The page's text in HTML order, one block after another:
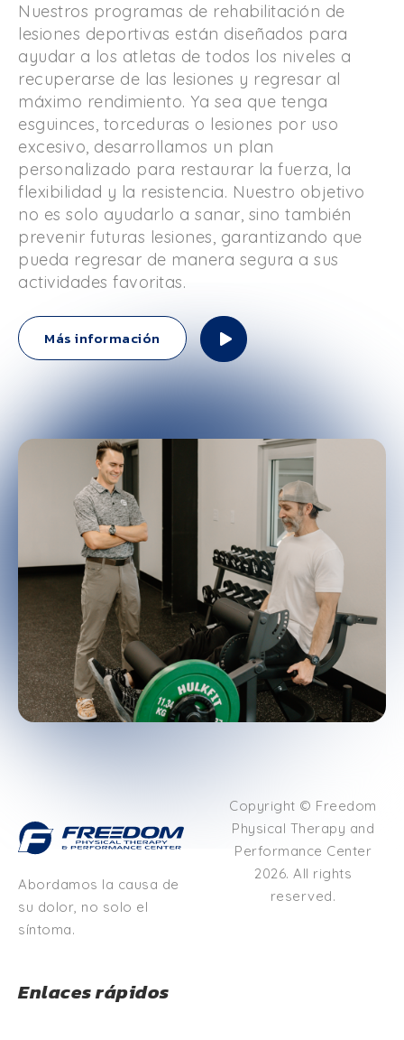
Nuestros programas de rehabilitación de
lesiones deportivas están diseñados para
ayudar a los atletas de todos los niveles a
recuperarse de las lesiones y regresar al
máximo rendimiento. Ya sea que tenga
esguinces, torceduras o lesiones por uso
excesivo, desarrollamos un plan
personalizado para restaurar la fuerza, la
flexibilidad y la resistencia. Nuestro objetivo
no es solo ayudarlo a sanar, sino también
prevenir futuras lesiones, garantizando que
pueda regresar de manera segura a sus
actividades favoritas.
Más información
Abordamos la causa de
su dolor, no solo el
síntoma.
Enlaces rápidos
Copyright © Freedom
Physical Therapy and
Performance Center
2026. All rights
reserved.